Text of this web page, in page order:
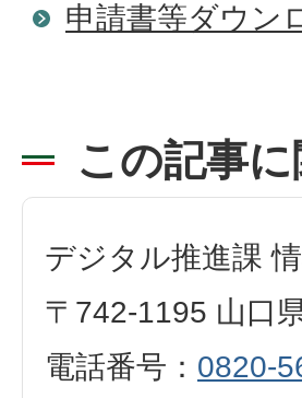
申請書等ダウン
この記事
デジタル推進課
〒742-1195 山口
電話番号： 0820-